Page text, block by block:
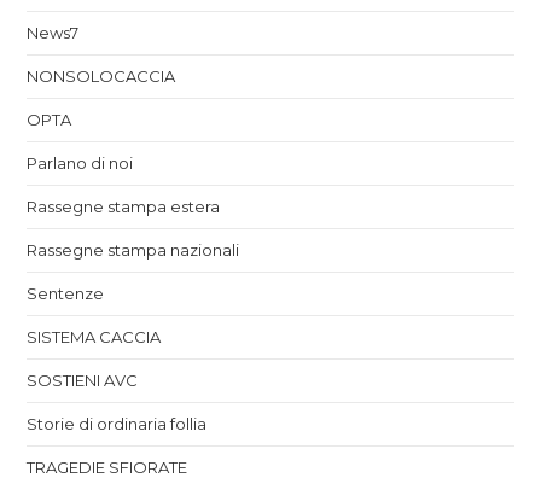
News7
NONSOLOCACCIA
OPTA
Parlano di noi
Rassegne stampa estera
Rassegne stampa nazionali
Sentenze
SISTEMA CACCIA
SOSTIENI AVC
Storie di ordinaria follia
TRAGEDIE SFIORATE